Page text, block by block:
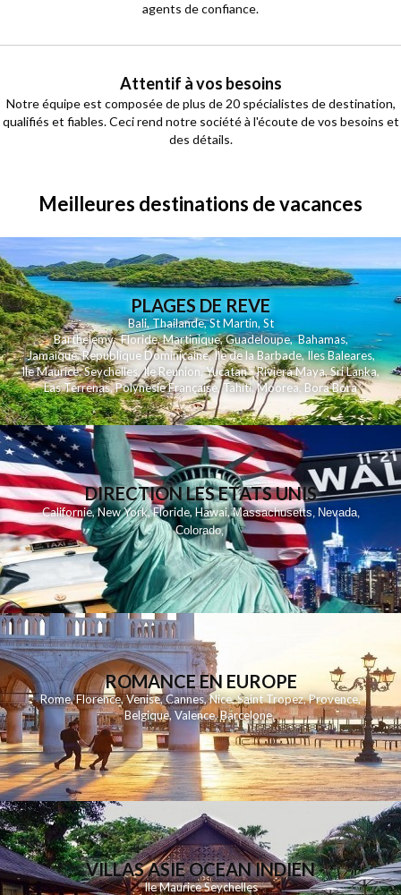
agents de confiance.
Attentif à vos besoins
Notre équipe est composée de plus de 20 spécialistes de destination,
qualifiés et fiables. Ceci rend notre société à l'écoute de vos besoins et
des détails.
Meilleures destinations de vacances
PLAGES DE REVE
Bali,Thailande,St Martin,St
Barthelemy,Floride,Martinique,Guadeloupe,Bahamas,
Jamaique,Republique Dominicaine,Ile de la Barbade,Iles Baleares,
Ile Maurice,Seychelles,Ile Reunion ,Yucatan - Riviera Maya,Sri Lanka,
Las Terrenas,Polynesie Française,Tahiti,Moorea, Bora Bora
DIRECTION LES ETATS UNIS
Californie,New York,Floride,Hawai,Massachusetts, Nevada,
Colorado,
ROMANCE EN EUROPE
Rome,Florence,Venise,Cannes,Nice,Saint Tropez,Provence,
Belgique,Valence,Barcelone,
VILLAS ASIE OCEAN INDIEN
Ile MauriceSeychelles